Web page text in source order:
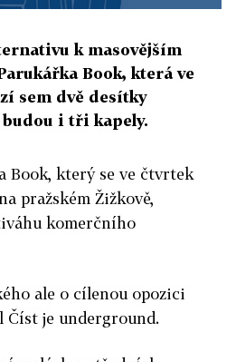
k masovějším
Book, která ve
sem dvě desítky
budou i tři kapely.
který se ve čtvrtek
pražském Žižkově,
komerčního
ale o cílenou opozici
Číst je underground.